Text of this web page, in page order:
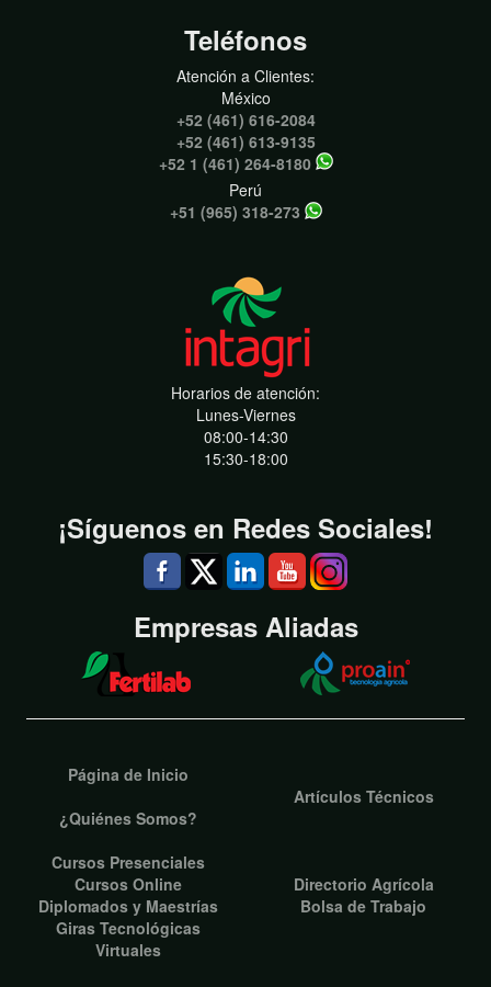
Teléfonos
Atención a Clientes:
México
+52 (461) 616-2084
+52 (461) 613-9135
+52 1 (461) 264-8180
Perú
+51 (965) 318-273
Horarios de atención:
Lunes-Viernes
08:00-14:30
15:30-18:00
¡Síguenos en Redes Sociales!
Empresas Aliadas
Página de Inicio
¿Quiénes Somos?
Artículos Técnicos
Cursos Presenciales
Cursos Online
Diplomados y Maestrías
Giras Tecnológicas
Virtuales
Directorio Agrícola
Bolsa de Trabajo